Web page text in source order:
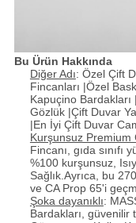
Bu Ürün Hakkında
Diğer Adı: Özel Çift
Fincanları |Özel
Kapuçino
Gözlük |Çift Duvar
|En İyi Çift Duvar
Kurşunsuz Premium
Fincanı, gıda sınıfı
%100 kurşunsuz,
Sağlık.Ayrıca, bu
ve CA Prop 65'i
Şoka dayanıklı:
Bardakları, güvenilir